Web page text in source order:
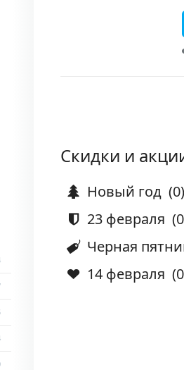
Скидки и
Новый год (0)
23 февраля
Черная
14 февраля